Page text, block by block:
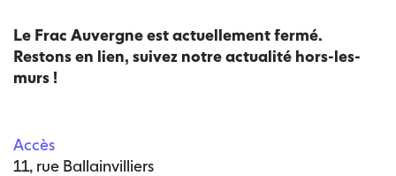
Le Frac Auvergne est actuellement fermé.
Restons en lien, suivez notre actualité hors-les-
murs !
Accès
11, rue Ballainvilliers